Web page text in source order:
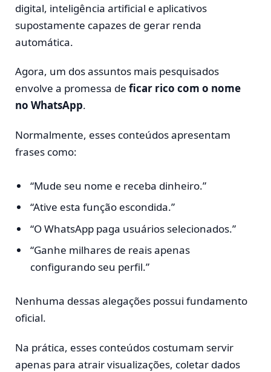
digital, inteligência artificial e aplicativos
supostamente capazes de gerar renda
automática.
Agora, um dos assuntos mais pesquisados
envolve a promessa de ficar rico com o nome
no WhatsApp.
Normalmente, esses conteúdos apresentam
frases como:
“Mude seu nome e receba dinheiro.”
“Ative esta função escondida.”
“O WhatsApp paga usuários selecionados.”
“Ganhe milhares de reais apenas
configurando seu perfil.”
Nenhuma dessas alegações possui fundamento
oficial.
Na prática, esses conteúdos costumam servir
apenas para atrair visualizações, coletar dados